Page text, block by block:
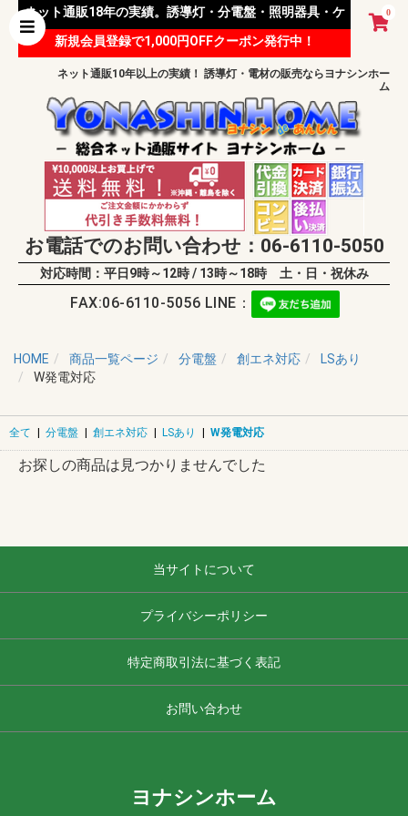
0
ネット通販18年の実績。誘導灯・分電盤・照明器具・ケ
ーブル等 様々な資材を取り扱っています。
新規会員登録で1,000円OFFクーポン発行中！
ネット通販10年以上の実績！ 誘導灯・電材の販売ならヨナシンホー
ム
お電話でのお問い合わせ：06-6110-5050
対応時間：平日9時～12時 / 13時～18時 土・日・祝休み
FAX:06-6110-5056 LINE：
HOME 商品一覧ページ 分電盤 創エネ対応
LSあり
W発電対応
全て | 分電盤 | 創エネ対応 | LSあり | W発電対応
お探しの商品は見つかりませんでした
当サイトについて
プライバシーポリシー
特定商取引法に基づく表記
お問い合わせ
ヨナシンホーム